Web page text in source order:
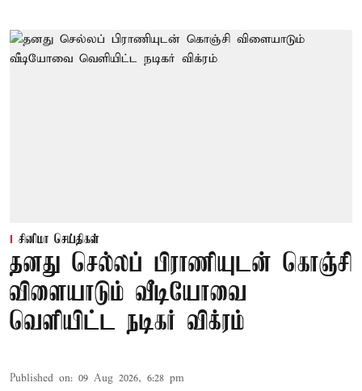
சினிமா செய்திகள்
தனது செல்லப் பிராணியுடன் கொஞ்சி
விளையாடும் வீடியோவை
வெளியிட்ட நடிகர் விக்ரம்
Published on: 09 Aug 2026, 6:28 pm